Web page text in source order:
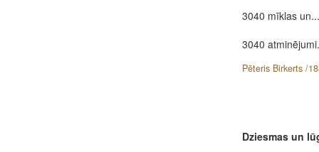
3040 mīklas un...
3040 atminējumi.
Pēteris Birkerts /
Dziesmas un